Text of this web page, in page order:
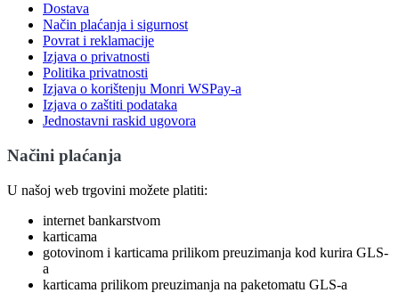
Dostava
Način plaćanja i sigurnost
Povrat i reklamacije
Izjava o privatnosti
Politika privatnosti
Izjava o korištenju Monri WSPay-a
Izjava o zaštiti podataka
Jednostavni raskid ugovora
Načini plaćanja
U našoj web trgovini možete platiti:
internet bankarstvom
karticama
gotovinom i karticama prilikom preuzimanja kod kurira GLS-
a
karticama prilikom preuzimanja na paketomatu GLS-a